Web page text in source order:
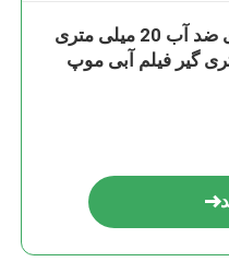
نوار تعمیری ضد آب 20 میلی متری
گیر فیلم آبی موپ